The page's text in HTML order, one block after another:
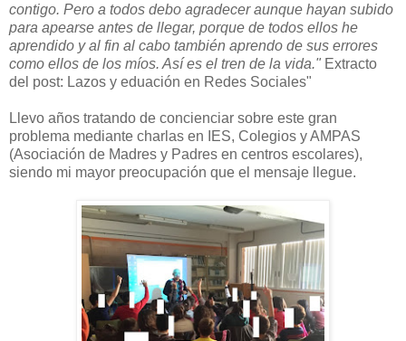
contigo. Pero a todos debo agradecer aunque hayan subido
para apearse antes de llegar, porque de todos ellos he
aprendido y al fin al cabo también aprendo de sus errores
como ellos de los míos. Así es el tren de la vida." Extracto
del post: Lazos y eduación en Redes Sociales"
Llevo años tratando de concienciar sobre este gran
problema mediante charlas en IES, Colegios y AMPAS
(Asociación de Madres y Padres en centros escolares),
siendo mi mayor preocupación que el mensaje llegue.